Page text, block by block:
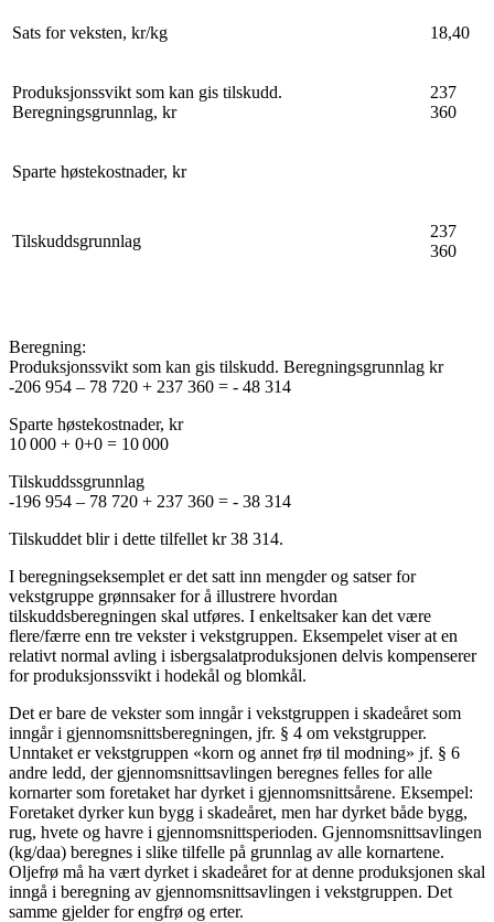
Sats for veksten, kr/kg 18,40
Produksjonssvikt som kan gis tilskudd.
Beregningsgrunnlag, kr
237
360
Sparte høstekostnader, kr
Tilskuddsgrunnlag
237
360
Beregning:
Produksjonssvikt som kan gis tilskudd. Beregningsgrunnlag kr
-206 954 – 78 720 + 237 360 = - 48 314
Sparte høstekostnader, kr
10 000 + 0+0 = 10 000
Tilskuddssgrunnlag
-196 954 – 78 720 + 237 360 = - 38 314
Tilskuddet blir i dette tilfellet kr 38 314.
I beregningseksemplet er det satt inn mengder og satser for
vekstgruppe grønnsaker for å illustrere hvordan
tilskuddsberegningen skal utføres. I enkeltsaker kan det være
flere/færre enn tre vekster i vekstgruppen. Eksempelet viser at en
relativt normal avling i isbergsalatproduksjonen delvis kompenserer
for produksjonssvikt i hodekål og blomkål.
Det er bare de vekster som inngår i vekstgruppen i skadeåret som
inngår i gjennomsnittsberegningen, jfr. § 4 om vekstgrupper.
Unntaket er vekstgruppen «korn og annet frø til modning» jf. § 6
andre ledd, der gjennomsnittsavlingen beregnes felles for alle
kornarter som foretaket har dyrket i gjennomsnittsårene. Eksempel:
Foretaket dyrker kun bygg i skadeåret, men har dyrket både bygg,
rug, hvete og havre i gjennomsnittsperioden. Gjennomsnittsavlingen
(kg/daa) beregnes i slike tilfelle på grunnlag av alle kornartene.
Oljefrø må ha vært dyrket i skadeåret for at denne produksjonen skal
inngå i beregning av gjennomsnittsavlingen i vekstgruppen. Det
samme gjelder for engfrø og erter.